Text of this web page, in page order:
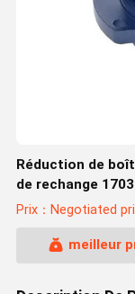
Réduction de
de rechange
SY65-9
Prix：Negotiated
meilleur